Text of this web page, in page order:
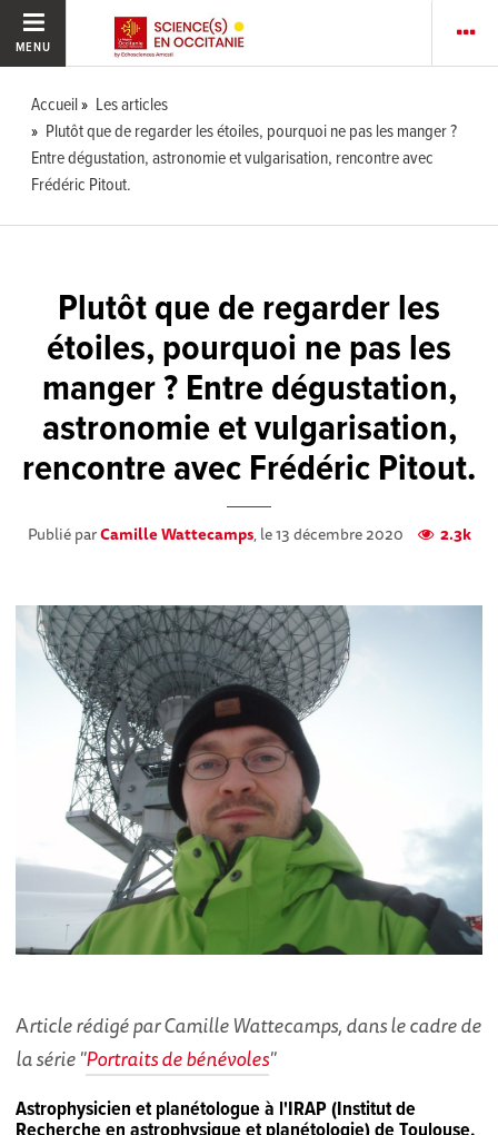
MENU
Accueil
Les articles
Plutôt que de regarder les étoiles, pourquoi ne pas les manger ?
Entre dégustation, astronomie et vulgarisation, rencontre avec
Frédéric Pitout.
Plutôt que de regarder les
étoiles, pourquoi ne pas les
manger ? Entre dégustation,
astronomie et vulgarisation,
rencontre avec Frédéric Pitout.
Publié parCamille Wattecamps, le 13 décembre 2020 2.3k
Article rédigé par Camille Wattecamps, dans le cadre de
la série "Portraits de bénévoles"
Astrophysicien et planétologue à l'IRAP (Institut de